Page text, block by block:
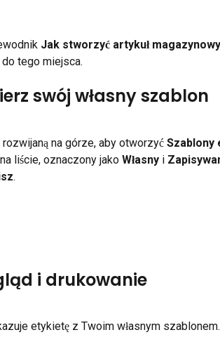
Jak stworzyć artykuł magazynowy
tego miejsca.
swój własny szablon
rozwijaną na górze, aby otworzyć Szablony
liście, oznaczony jako Własny i
.
i drukowanie
etykietę z Twoim własnym